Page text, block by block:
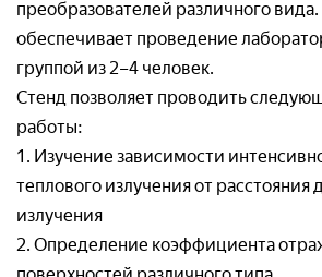
преобразователей различного
обеспечивает проведение
группой из 2–4 человек.
Стенд позволяет проводить
работы:
1. Изучение зависимости
теплового излучения от расстояния
излучения
2. Определение коэффициента
Запросить
Ваше имя*
товару
Ваш e-mail*
Рассчитать доставку
Ваше имя*
Ваш e-mail*